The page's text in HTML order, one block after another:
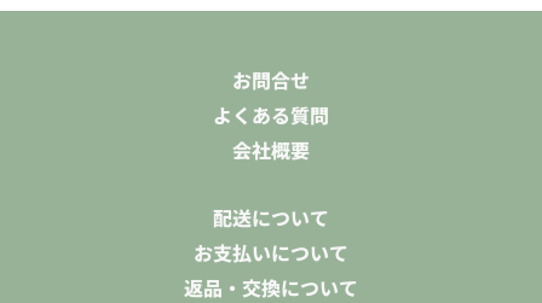
お問合せ
よくある質問
会社概要
配送について
お支払いについて
返品・交換について